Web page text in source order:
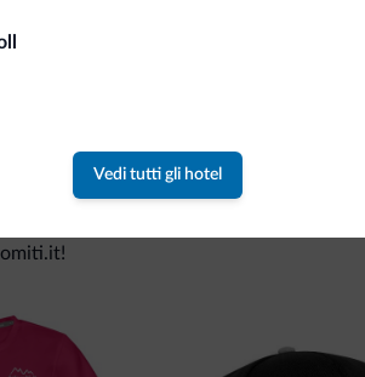
Vedi tutti gli hotel